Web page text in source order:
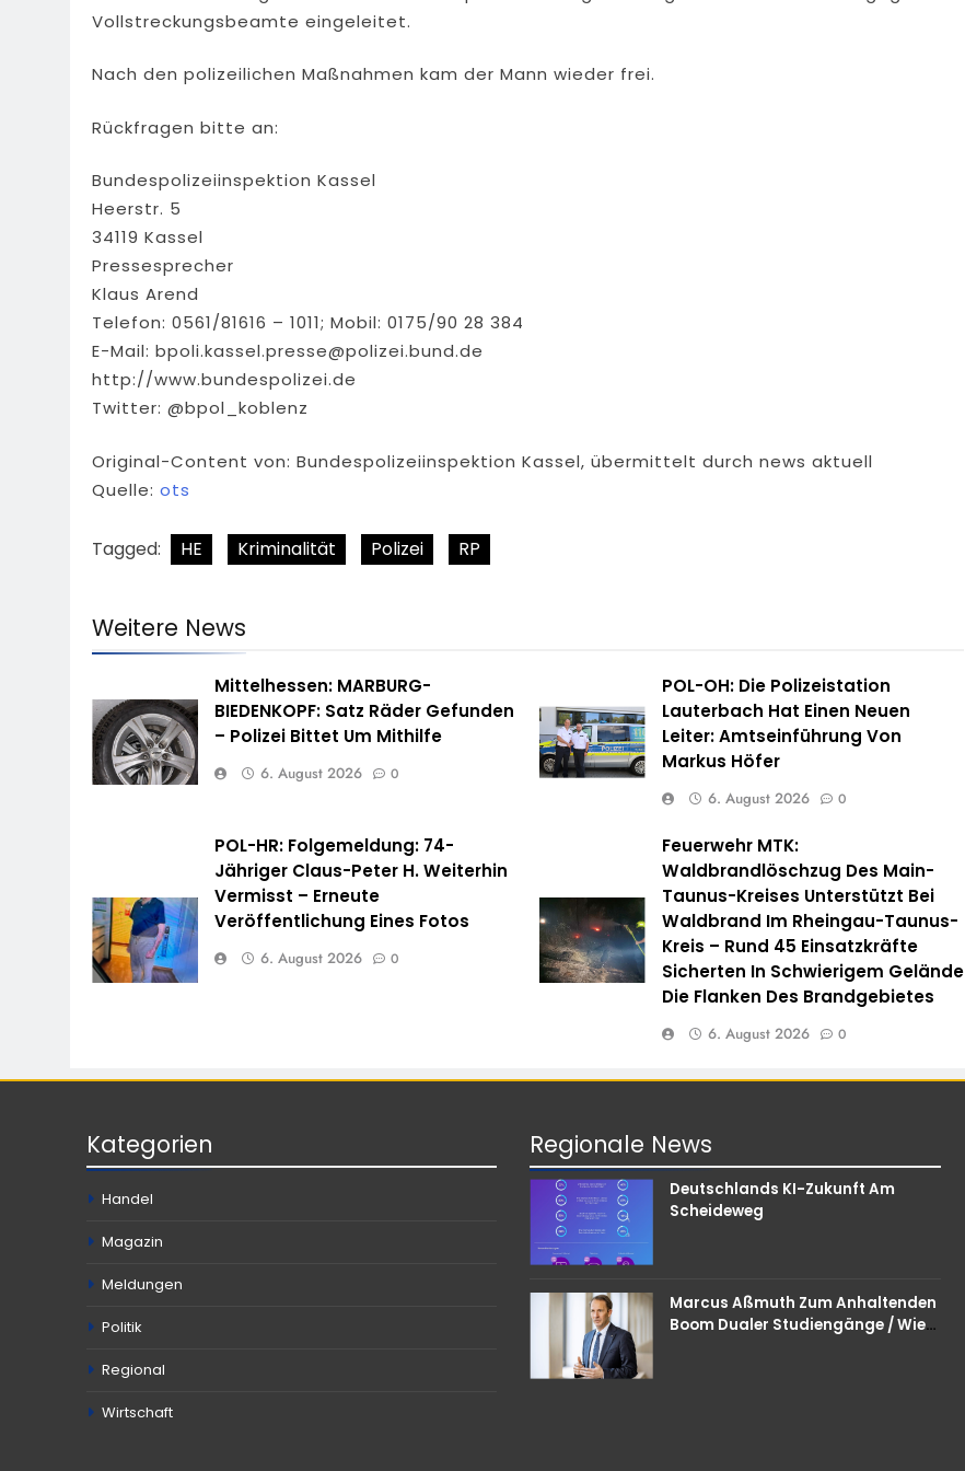
Vollstreckungsbeamte eingeleitet.
Nach den polizeilichen Maßnahmen kam der Mann wieder frei.
Rückfragen bitte an:
Bundespolizeiinspektion Kassel
Heerstr. 5
34119 Kassel
Pressesprecher
Klaus Arend
Telefon: 0561/81616 – 1011; Mobil: 0175/90 28 384
E-Mail: bpoli.kassel.presse@polizei.bund.de
http://www.bundespolizei.de
Twitter: @bpol_koblenz
Original-Content von: Bundespolizeiinspektion Kassel, übermittelt durch news aktuell
Quelle: ots
Tagged: HE Kriminalität Polizei RP
Weitere News
Mittelhessen: MARBURG-
BIEDENKOPF: Satz Räder Gefunden
– Polizei Bittet Um Mithilfe
6. August 2026 0
POL-OH: Die Polizeistation
Lauterbach Hat Einen Neuen
Leiter: Amtseinführung Von
Markus Höfer
6. August 2026 0
POL-HR: Folgemeldung: 74-
Jähriger Claus-Peter H. Weiterhin
Vermisst – Erneute
Veröffentlichung Eines Fotos
6. August 2026 0
Feuerwehr MTK:
Waldbrandlöschzug Des Main-
Taunus-Kreises Unterstützt Bei
Waldbrand Im Rheingau-Taunus-
Kreis – Rund 45 Einsatzkräfte
Sicherten In Schwierigem Gelände
Die Flanken Des Brandgebietes
6. August 2026 0
Kategorien
Handel
Magazin
Meldungen
Politik
Regional
Wirtschaft
Regionale News
Deutschlands KI-Zukunft Am
Scheideweg
Marcus Aßmuth Zum Anhaltenden
Boom Dualer Studiengänge / Wie